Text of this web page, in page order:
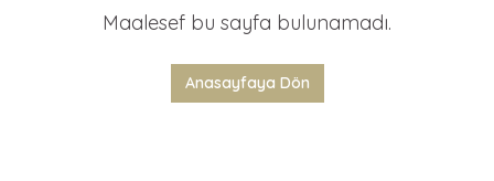
Maalesef bu sayfa bulunamadı.
Anasayfaya Dön